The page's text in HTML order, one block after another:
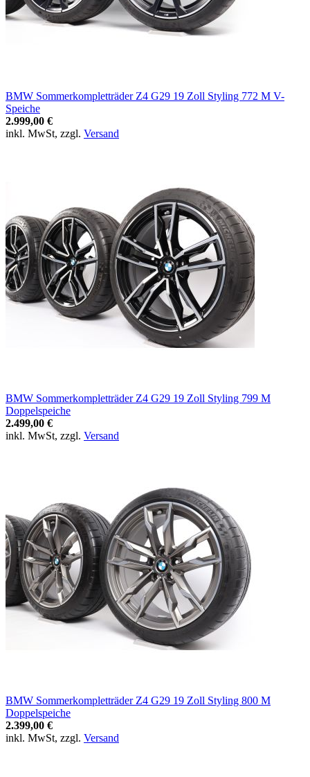
BMW Sommerkompletträder Z4 G29 19 Zoll Styling 772 M V-
Speiche
2.999,00 €
inkl. MwSt, zzgl. Versand
BMW Sommerkompletträder Z4 G29 19 Zoll Styling 799 M
Doppelspeiche
2.499,00 €
inkl. MwSt, zzgl. Versand
BMW Sommerkompletträder Z4 G29 19 Zoll Styling 800 M
Doppelspeiche
2.399,00 €
inkl. MwSt, zzgl. Versand